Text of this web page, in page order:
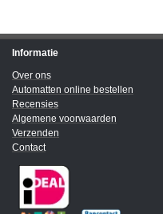
Informatie
Over ons
Automatten online bestellen
Recensies
Algemene voorwaarden
Verzenden
Contact